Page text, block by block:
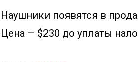
Наушники появятся в
Цена — $230 до уплаты